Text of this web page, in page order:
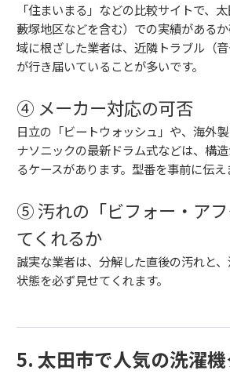
「住まいまる」などの比較サイトで、太
藪塚地区などを含む）での実績がある
域に根ざした業者は、近隣トラブル（
が行き届いていることが多いです。
④ メーカー対応の可否
日立の「ビートウォッシュ」や、海外
ナソニックの最新ドラム式などは、構
るケースがあります。型番を事前に伝え
⑤ 汚れの「ビフォー・ア
てくれるか
誠実な業者は、分解した直後の汚れと
状態を必ず見せてくれます。
5. 太田市で人気の洗濯